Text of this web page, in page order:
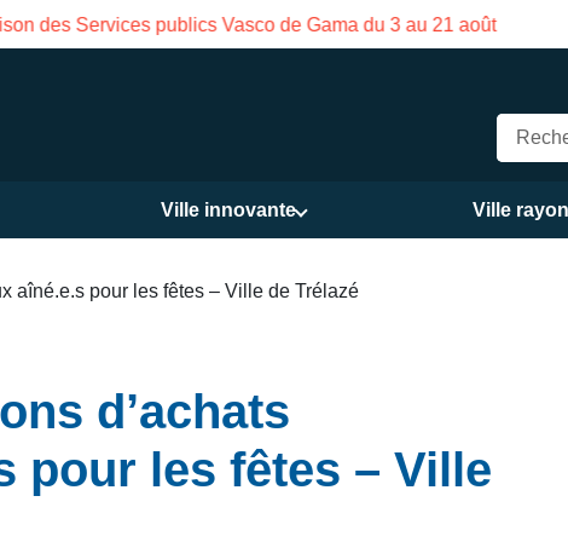
des Services publics Vasco de Gama du 3 au 21 août
Ville innovante Ville
aîné.e.s pour les fêtes – Ville de Trélazé
d’achats
pour les fêtes – Ville